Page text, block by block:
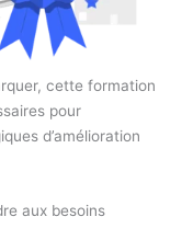
cette formation
pour
d’amélioration
aux besoins